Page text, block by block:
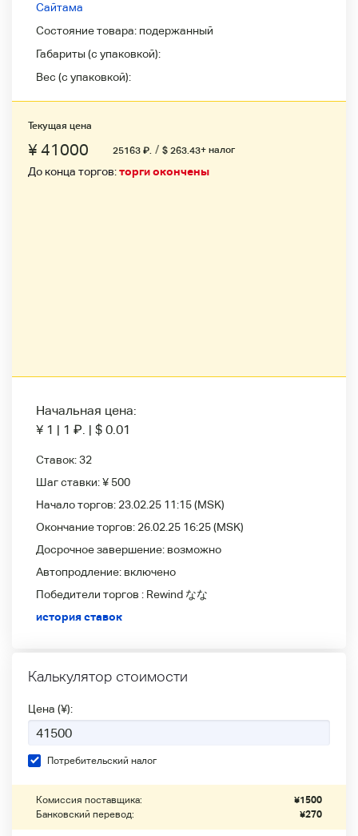
Сайтама
Состояние товара: подержанный
Габариты (с упаковкой):
Вес (с упаковкой):
Текущая цена
¥ 41000 25163 ₽. / $ 263.43+ налог
До конца торгов:торги окончены
Начальная цена:
¥ 1 | 1 ₽. | $ 0.01
Ставок:32
Шаг ставки:¥ 500
Начало торгов: 23.02.25 11:15(MSK)
Окончание торгов: 26.02.25 16:25(MSK)
Досрочное завершение: возможно
Автопродление: включено
Победители
торгов : Rewind なな
история ставок
Калькулятор стоимости
Цена (¥):
Потребительский налог
Комиссия поставщика: ¥1500
Банковский перевод:
¥270